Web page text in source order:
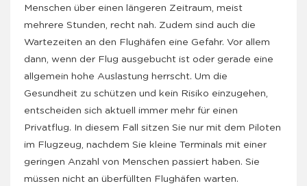
Menschen über einen längeren Zeitraum, meist
mehrere Stunden, recht nah. Zudem sind auch die
Wartezeiten an den Flughäfen eine Gefahr. Vor allem
dann, wenn der Flug ausgebucht ist oder gerade eine
allgemein hohe Auslastung herrscht. Um die
Gesundheit zu schützen und kein Risiko einzugehen,
entscheiden sich aktuell immer mehr für einen
Privatflug. In diesem Fall sitzen Sie nur mit dem Piloten
im Flugzeug, nachdem Sie kleine Terminals mit einer
geringen Anzahl von Menschen passiert haben. Sie
müssen nicht an überfüllten Flughäfen warten.